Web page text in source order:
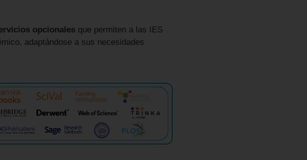
opcionalesque permiten a las IES
adaptándose a sus necesidades